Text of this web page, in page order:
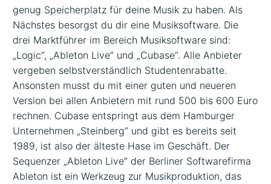
genug Speicherplatz für deine Musik zu haben. Als
Nächstes besorgst du dir eine Musiksoftware. Die
drei Marktführer im Bereich Musiksoftware sind:
„Logic“, „Ableton Live“ und „Cubase“. Alle Anbieter
vergeben selbstverständlich Studentenrabatte.
Ansonsten musst du mit einer guten und neueren
Version bei allen Anbietern mit rund 500 bis 600 Euro
rechnen. Cubase entspringt aus dem Hamburger
Unternehmen „Steinberg“ und gibt es bereits seit
1989, ist also der älteste Hase im Geschäft. Der
Sequenzer „Ableton Live“ der Berliner Softwarefirma
Ableton ist ein Werkzeug zur Musikproduktion, das